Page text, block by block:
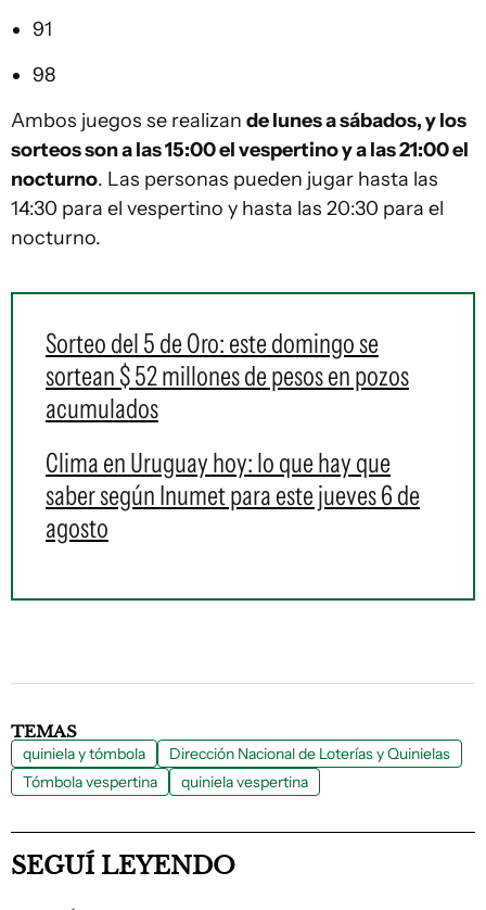
91
98
Ambos juegos se realizan de lunes a sábados, y los
sorteos son a las 15:00 el vespertino y a las 21:00 el
nocturno. Las personas pueden jugar hasta las
14:30 para el vespertino y hasta las 20:30 para el
nocturno.
Sorteo del 5 de Oro: este domingo se
sortean $ 52 millones de pesos en pozos
acumulados
Clima en Uruguay hoy: lo que hay que
saber según Inumet para este jueves 6 de
agosto
TEMAS
quiniela y tómbola
Dirección Nacional de Loterías y Quinielas
Tómbola vespertina
quiniela vespertina
SEGUÍ LEYENDO